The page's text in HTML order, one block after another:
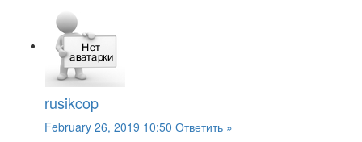
rusikcop
February 26, 2019 10:50 Ответить »